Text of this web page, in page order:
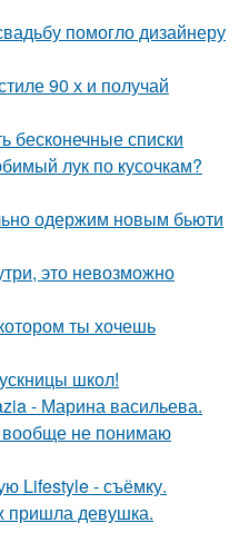
помогло дизайнеру
90 х и получай
бесконечные списки
лук по кусочкам?
одержим новым бьюти
это невозможно
ты хочешь
школ!
- Марина васильева.
вообще не понимаю
Lifestyle - съёмку.
пришла девушка.